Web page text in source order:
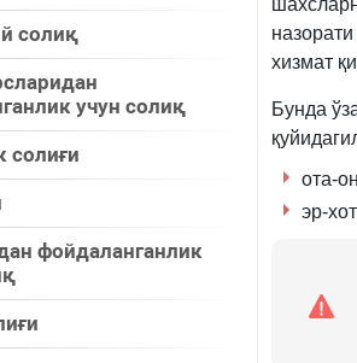
солиқ
учун солиқ
солиғи
фойдаланганлик
хизмат
Бунда
ота-
эр-